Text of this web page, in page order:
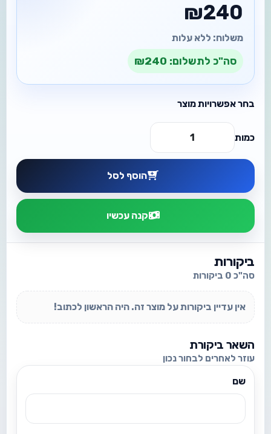
₪240
משלוח: ללא עלות
סה"כ לתשלום: ₪240
בחר אפשרויות מוצר
כמות
הוסף לסל
קנה עכשיו
ביקורות
סה"כ 0 ביקורות
אין עדיין ביקורות על מוצר זה. היה הראשון לכתוב!
השאר ביקורת
עוזר לאחרים לבחור נכון
שם